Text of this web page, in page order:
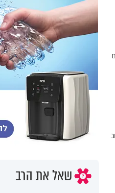
שאל את הרב